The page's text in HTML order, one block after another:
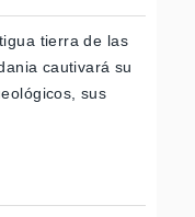
tierra de las
cautivará su
sus